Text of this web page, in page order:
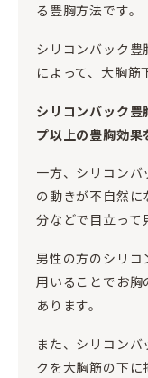
る豊胸方法です。
シリコンバック
によって、大胸筋
シリコンバック
プ以上の豊胸効果
一方、シリコン
の動きが不自然
分などで目立って
男性の方のシリコ
用いることでお胸
あります。
また、シリコン
クを大胸筋の下